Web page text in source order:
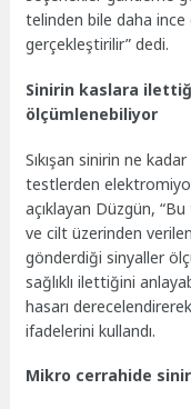
telinden bile daha
gerçekleştirilir” dedi.
Sinirin kaslara
ölçümlenebiliyor
Sıkışan sinirin ne
testlerden
açıklayan Düzgün,
ve cilt üzerinden
gönderdiği sinyaller
sağlıklı ilettiğini
hasarı
ifadelerini kullandı.
Mikro cerrahide